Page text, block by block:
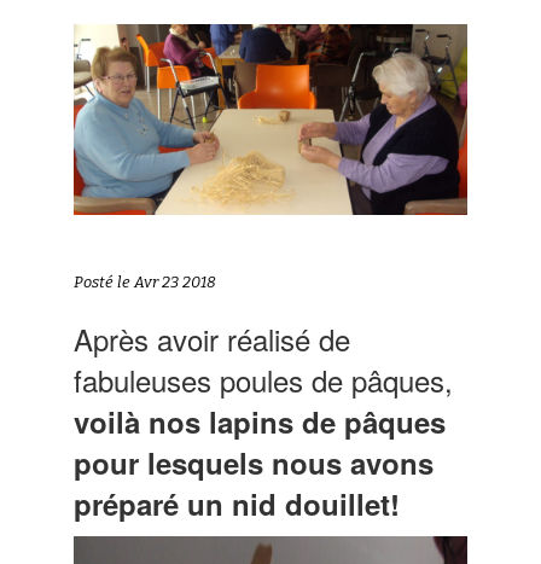
Posté le Avr 23 2018
Après avoir réalisé de
fabuleuses poules de pâques,
voilà nos lapins de pâques
pour lesquels nous avons
préparé un nid douillet!